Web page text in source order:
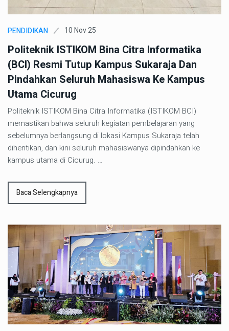
PENDIDIKAN 10 Nov 25
Politeknik ISTIKOM Bina Citra Informatika
(BCI) Resmi Tutup Kampus Sukaraja Dan
Pindahkan Seluruh Mahasiswa Ke Kampus
Utama Cicurug
Politeknik ISTIKOM Bina Citra Informatika (ISTIKOM BCI)
memastikan bahwa seluruh kegiatan pembelajaran yang
sebelumnya berlangsung di lokasi Kampus Sukaraja telah
dihentikan, dan kini seluruh mahasiswanya dipindahkan ke
kampus utama di Cicurug. …
Baca Selengkapnya